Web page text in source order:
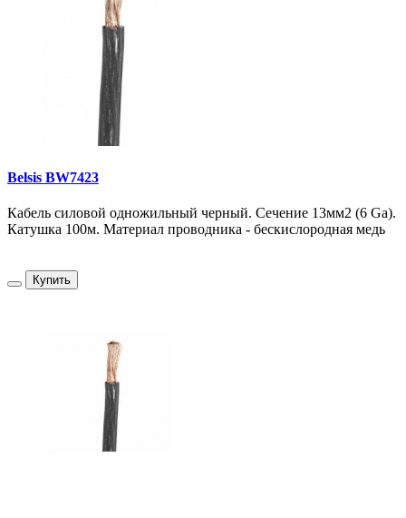
Belsis BW7423
Кабель силовой одножильный черный. Сечение 13мм2 (6 Ga).
Катушка 100м. Материал проводника - бескислородная медь
Купить